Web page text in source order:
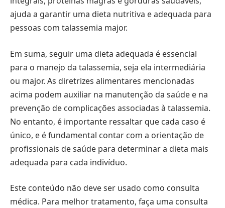
ajuda a garantir uma dieta nutritiva e adequada para
pessoas com talassemia major.
Em suma, seguir uma dieta adequada é essencial
para o manejo da talassemia, seja ela intermediária
ou major. As diretrizes alimentares mencionadas
acima podem auxiliar na manutenção da saúde e na
prevenção de complicações associadas à talassemia.
No entanto, é importante ressaltar que cada caso é
único, e é fundamental contar com a orientação de
profissionais de saúde para determinar a dieta mais
adequada para cada indivíduo.
Este conteúdo não deve ser usado como consulta
médica. Para melhor tratamento, faça uma consulta